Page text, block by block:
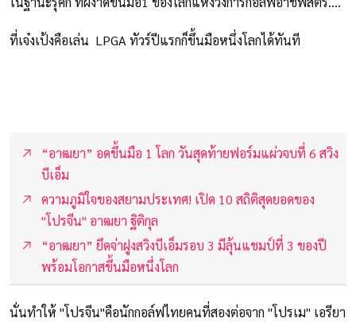
ที่เจ๋งเป้งคือเล่น LPGA ทัวร์ปีแรกก็ขึ้นมือหนึ่งโลกได้ทันที
“อาฒยา” อดขึ้นมือ 1 โลก วันสุดท้ายฟอร์มแผ่วจบที่ 6 สวิง
บีเอ็ม
ความภูมิใจของสยามประเทศ! เปิด 10 สถิติสุดยอดของ
"โปรจีน" อาฒยา ฐิติกุล
“อาฒยา” ยึดจ่าฝูงสวิงบีเอ็มรอบ 3 มีลุ้นแชมป์ที่ 3 ของปี
พร้อมโอกาสขึ้นมือหนึ่งโลก
นั่นทำให้ "โปรจีน"คือนักกอล์ฟไทยคนที่สองต่อจาก "โปรเม" เอรียา